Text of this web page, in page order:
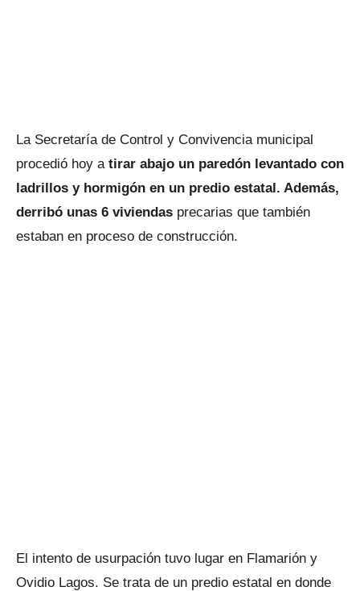
La Secretaría de Control y Convivencia municipal
procedió hoy atirar abajo un paredón levantado con
ladrillos y hormigón en un predio estatal. Además,
derribó unas 6 viviendas precarias que también
estaban en proceso de construcción.
El intento de usurpación tuvo lugar en Flamarión y
Ovidio Lagos. Se trata de un predio estatal en donde